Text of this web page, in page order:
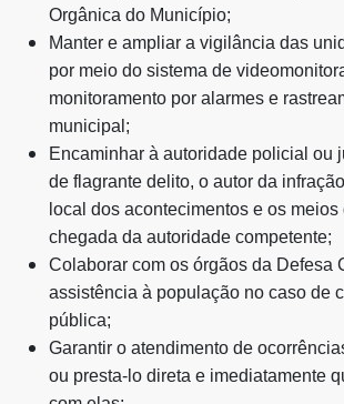
Orgânica do Município;
Manter e ampliar a vigilância das
por meio do sistema de
monitoramento por alarmes e
municipal;
Encaminhar à autoridade policial ou
de flagrante delito, o autor da
local dos acontecimentos e os meios
chegada da autoridade competente;
Colaborar com os órgãos da Defesa
assistência à população no caso de
pública;
Garantir o atendimento de
ou presta-lo direta e imediatamente